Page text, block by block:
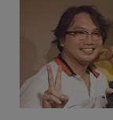
代表者
設立年